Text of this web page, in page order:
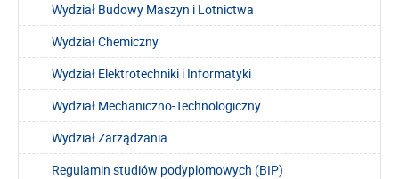
Wydział Budowy Maszyn i Lotnictwa
Wydział Chemiczny
Wydział Elektrotechniki i Informatyki
Wydział Mechaniczno-Technologiczny
Wydział Zarządzania
Regulamin studiów podyplomowych (BIP)